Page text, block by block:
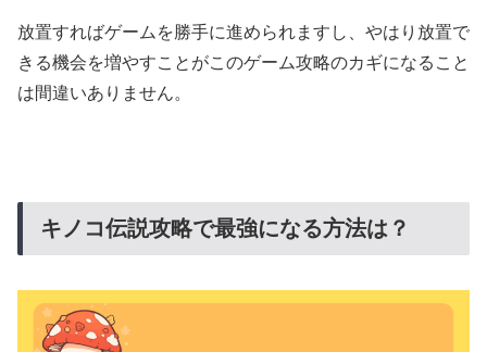
放置すればゲームを勝手に進められますし、やはり放置で
きる機会を増やすことがこのゲーム攻略のカギになること
は間違いありません。
キノコ伝説攻略で最強になる方法は？